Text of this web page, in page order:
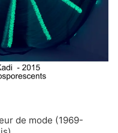
de mode (1969-